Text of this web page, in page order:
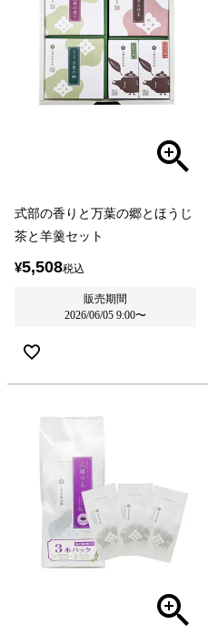
式部の香りと万葉の郷とほうじ
茶と羊羹セット
¥5,508税込
販売期間
2026/06/05 9:00〜